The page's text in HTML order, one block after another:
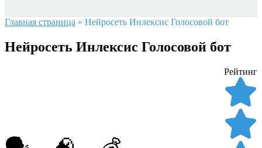
Главная страница » Нейросеть Инлексис Голосовой бот
Нейросеть Инлексис Голосовой бот
Рейтинг